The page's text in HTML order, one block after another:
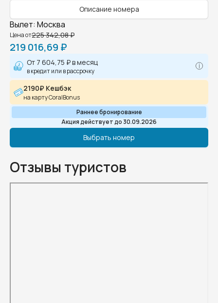
Описание номера
Вылет: Москва
Цена от225 342,08 ₽
219 016,69 ₽
От 7 604,75 ₽в месяц
в кредит или в рассрочку
2190₽ Кешбэк
на карту CoralBonus
Раннее бронирование
Акция действует до 30.09.2026
Выбрать номер
Отзывы туристов